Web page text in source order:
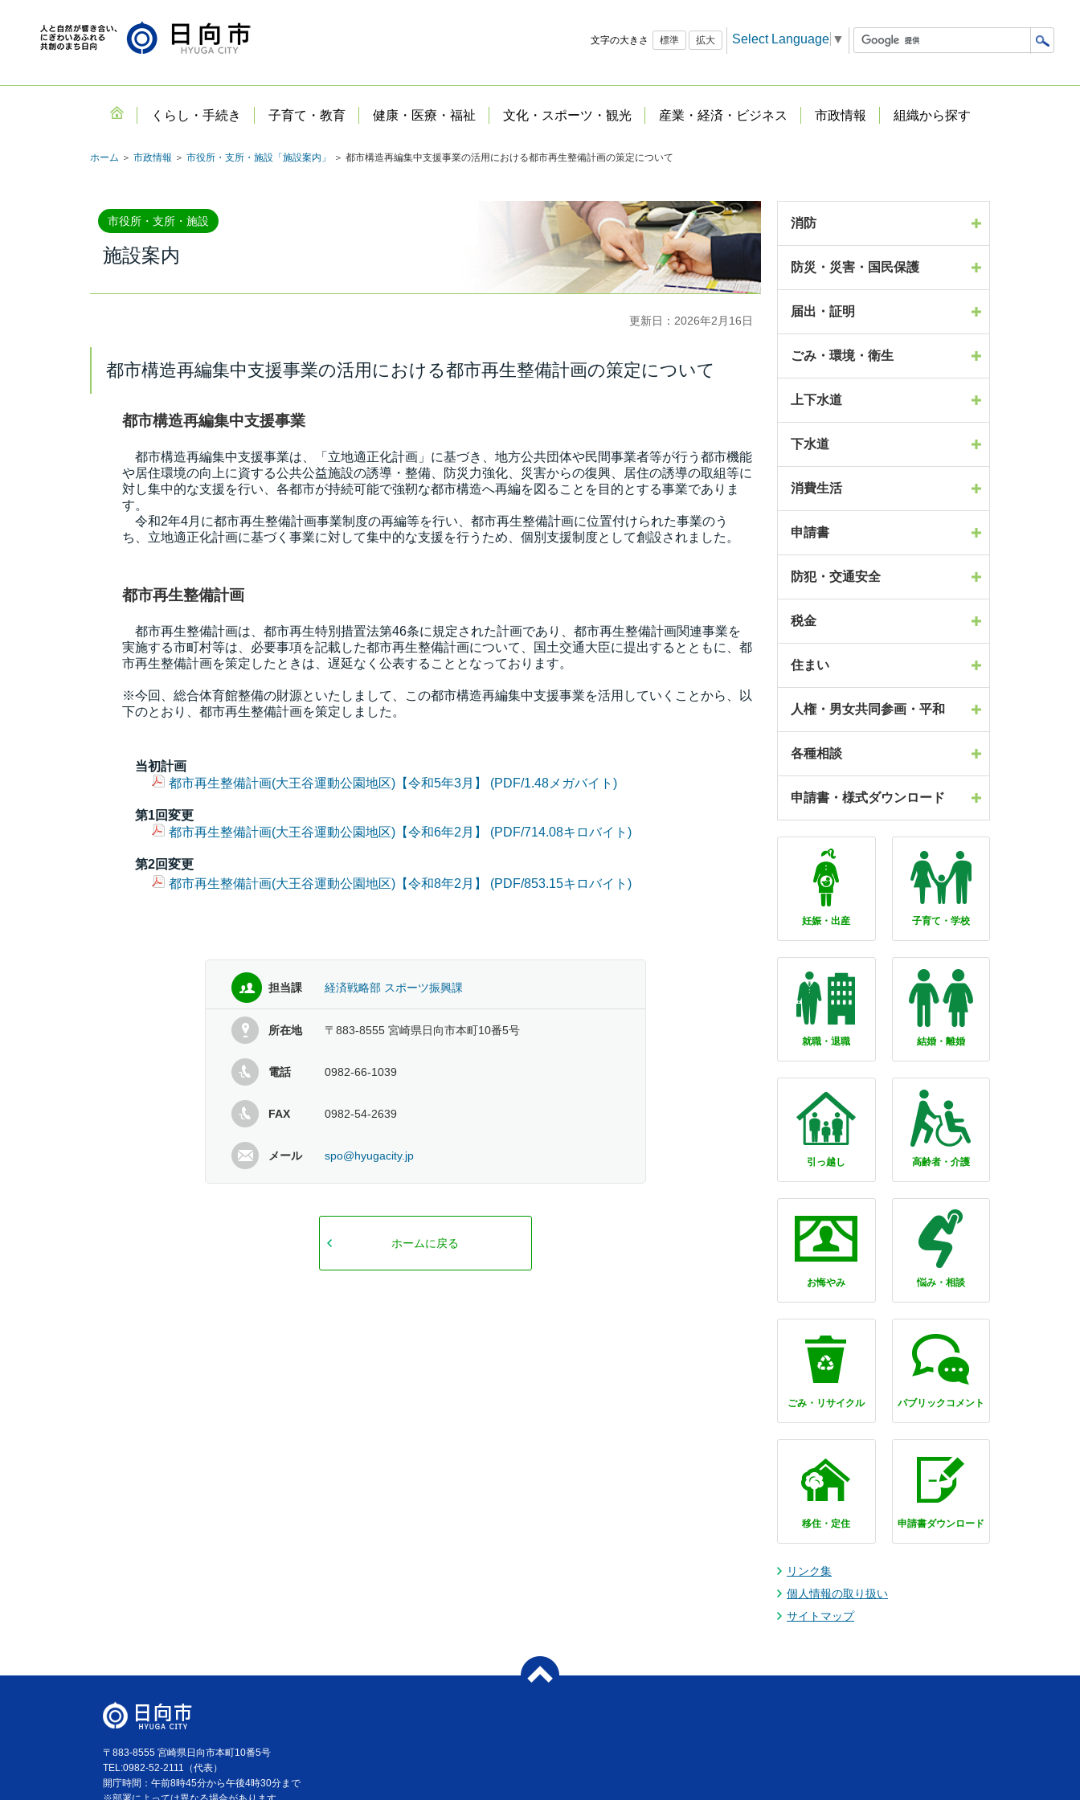
文字の大きさ 標準 拡大 Select Language ▼
くらし・手続き 子育て・教育 健康・医療・福祉 文化・スポーツ・観光 産業・経済・ビジネス 市政情報 組織から探す
ホーム ＞ 市政情報 ＞ 市役所・支所・施設「施設案内」 ＞ 都市構造再編集中支援事業の活用における都市再生整備計画の策定について
市役所・支所・施設
施設案内
更新日：2026年2月16日
都市構造再編集中支援事業の活用における都市再生整備計画の策定について
都市構造再編集中支援事業
都市構造再編集中支援事業は、「立地適正化計画」に基づき、地方公共団体や民間事業者等が行う都市機能
や居住環境の向上に資する公共公益施設の誘導・整備、防災力強化、災害からの復興、居住の誘導の取組等に
対し集中的な支援を行い、各都市が持続可能で強靭な都市構造へ再編を図ることを目的とする事業でありま
す。
令和2年4月に都市再生整備計画事業制度の再編等を行い、都市再生整備計画に位置付けられた事業のう
ち、立地適正化計画に基づく事業に対して集中的な支援を行うため、個別支援制度として創設されました。
都市再生整備計画
都市再生整備計画は、都市再生特別措置法第46条に規定された計画であり、都市再生整備計画関連事業を
実施する市町村等は、必要事項を記載した都市再生整備計画について、国土交通大臣に提出するとともに、都
市再生整備計画を策定したときは、遅延なく公表することとなっております。
※今回、総合体育館整備の財源といたしまして、この都市構造再編集中支援事業を活用していくことから、以
下のとおり、都市再生整備計画を策定しました。
当初計画
都市再生整備計画(大王谷運動公園地区)【令和5年3月】 (PDF/1.48メガバイト)
第1回変更
都市再生整備計画(大王谷運動公園地区)【令和6年2月】 (PDF/714.08キロバイト)
第2回変更
都市再生整備計画(大王谷運動公園地区)【令和8年2月】 (PDF/853.15キロバイト)
担当課 経済戦略部 スポーツ振興課
所在地 〒883-8555 宮崎県日向市本町10番5号
電話 0982-66-1039
FAX 0982-54-2639
メール spo@hyugacity.jp
ホームに戻る
消防
防災・災害・国民保護
届出・証明
ごみ・環境・衛生
上下水道
下水道
消費生活
申請書
防犯・交通安全
税金
住まい
人権・男女共同参画・平和
各種相談
申請書・様式ダウンロード
妊娠・出産 子育て・学校
就職・退職 結婚・離婚
引っ越し 高齢者・介護
お悔やみ 悩み・相談
ごみ・リサイクル パブリックコメント
移住・定住 申請書ダウンロード
リンク集
個人情報の取り扱い
サイトマップ
〒883-8555 宮崎県日向市本町10番5号
TEL:0982-52-2111（代表）
開庁時間：午前8時45分から午後4時30分まで